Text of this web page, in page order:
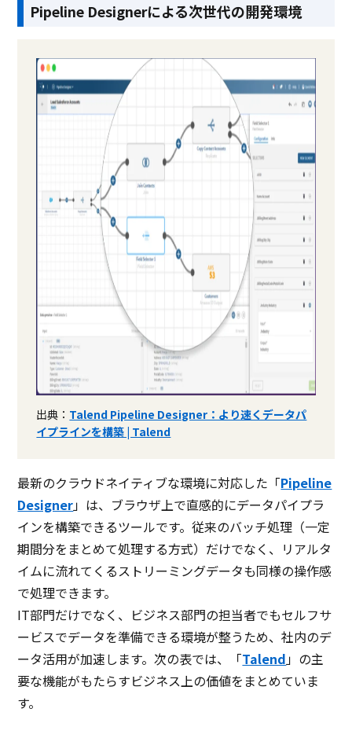
Pipeline Designerによる次世代の開発環境
出典： Talend Pipeline Designer：より速くデータパ
イプラインを構築 | Talend
最新のクラウドネイティブな環境に対応した「Pipeline
Designer」は、ブラウザ上で直感的にデータパイプラ
インを構築できるツールです。従来のバッチ処理（一定
期間分をまとめて処理する方式）だけでなく、リアルタ
イムに流れてくるストリーミングデータも同様の操作感
で処理できます。
IT部門だけでなく、ビジネス部門の担当者でもセルフサ
ービスでデータを準備できる環境が整うため、社内のデ
ータ活用が加速します。次の表では、「Talend」の主
要な機能がもたらすビジネス上の価値をまとめていま
す。